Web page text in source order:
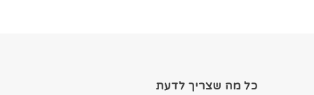
כל מה שצריך לדעת